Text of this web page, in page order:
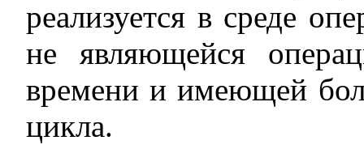
реализуется в среде
не являющейся
времени и имеющей
цикла.